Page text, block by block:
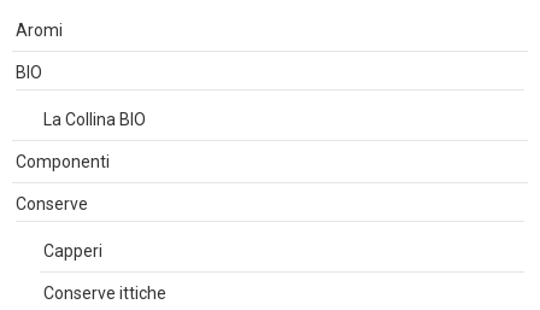
Aromi
BIO
La Collina BIO
Componenti
Conserve
Capperi
Conserve ittiche